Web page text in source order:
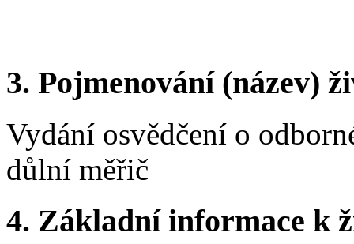
3. Pojmenování (název)
Vydání osvědčení o
důlní měřič
4. Základní informace k